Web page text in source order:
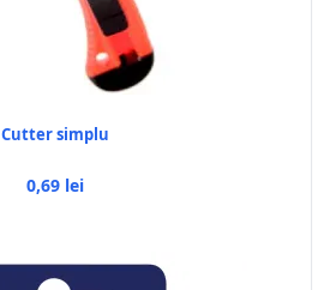
Cutter simplu
0,69 lei